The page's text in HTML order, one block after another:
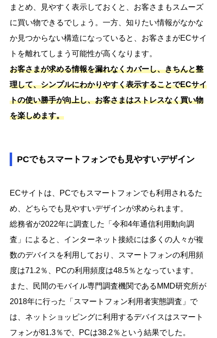
まとめ、見やすく表示しておくと、お客さまもスムーズ
に買い物できるでしょう。一方、知りたい情報がなかな
か見つからない構造になっていると、お客さまがECサイ
トを離れてしまう可能性が高くなります。
お客さまが求める情報を漏れなくカバーし、きちんと整
理して、シンプルにわかりやすく表示することでECサイ
トの使い勝手が向上し、お客さまはストレスなく買い物
を楽しめます。
PCでもスマートフォンでも見やすいデザイン
ECサイトは、PCでもスマートフォンでも利用されるた
め、どちらでも見やすいデザインが求められます。
総務省が2022年に調査した「令和4年通信利用動向調
査」によると、インターネット接続には多くの人々が複
数のデバイスを利用しており、スマートフォンの利用頻
度は71.2％、PCの利用頻度は48.5％となっています。
また、民間のモバイル専門調査機関であるMMD研究所が
2018年に行った「スマートフォン利用者実態調査」で
は、ネットショッピングに利用するデバイスはスマート
フォンが81.3％で、PCは38.2％という結果でした。